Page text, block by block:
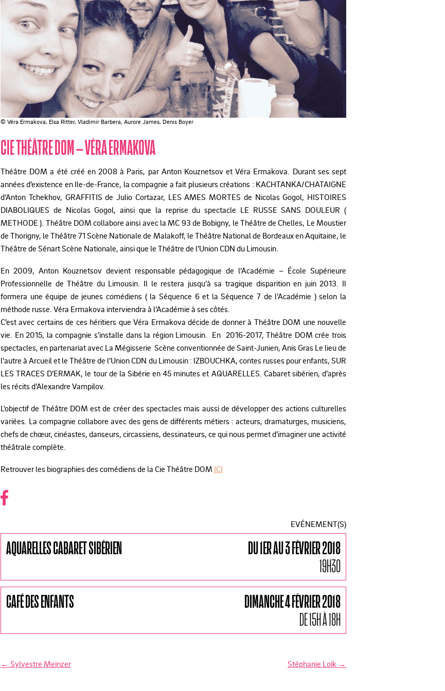
© Véra Ermakova, Elsa Ritter, Vladimir Barbera, Aurore James, Denis Boyer
CIE THÉÂTRE DOM – VÉRA ERMAKOVA
Théâtre DOM a été créé en 2008 à Paris, par Anton Kouznetsov et Véra Ermakova. Durant ses sept
années d’existence en Ile-de-France, la compagnie a fait plusieurs créations : KACHTANKA/CHATAIGNE
d’Anton Tchekhov, GRAFFITIS de Julio Cortazar, LES AMES MORTES de Nicolas Gogol, HISTOIRES
DIABOLIQUES de Nicolas Gogol, ainsi que la reprise du spectacle LE RUSSE SANS DOULEUR (
METHODE ). Théâtre DOM collabore ainsi avec la MC 93 de Bobigny, le Théâtre de Chelles, Le Moustier
de Thorigny, le Théâtre 71 Scène Nationale de Malakoff, le Théâtre National de Bordeaux en Aquitaine, le
Théâtre de Sénart Scène Nationale, ainsi que le Théâtre de l’Union CDN du Limousin.
En 2009, Anton Kouznetsov devient responsable pédagogique de l’Académie – École Supérieure
Professionnelle de Théâtre du Limousin. Il le restera jusqu’à sa tragique disparition en juin 2013. Il
formera une équipe de jeunes comédiens ( la Séquence 6 et la Séquence 7 de l’Académie ) selon la
méthode russe. Véra Ermakova interviendra à l’Académie à ses côtés.
C’est avec certains de ces héritiers que Véra Ermakova décide de donner à Théâtre DOM une nouvelle
vie. En 2015, la compagnie s’installe dans la région Limousin. En 2016-2017, Théâtre DOM crée trois
spectacles, en partenariat avec La Mégisserie Scène conventionnée de Saint-Junien, Anis Gras Le lieu de
l’autre à Arcueil et le Théâtre de l’Union CDN du Limousin : IZBOUCHKA, contes russes pour enfants, SUR
LES TRACES D’ERMAK, le tour de la Sibérie en 45 minutes et AQUARELLES. Cabaret sibérien, d’après
les récits d’Alexandre Vampilov.
L’objectif de Théâtre DOM est de créer des spectacles mais aussi de développer des actions culturelles
variées. La compagnie collabore avec des gens de différents métiers : acteurs, dramaturges, musiciens,
chefs de chœur, cinéastes, danseurs, circassiens, dessinateurs, ce qui nous permet d’imaginer une activité
théâtrale complète.
Retrouver les biographies des comédiens de la Cie Théâtre DOM ICI
EVÉNEMENT(S)
AQUARELLES CABARET SIBÉRIEN
DU 1ER AU 3 FÉVRIER 2018
19H30
CAFÉ DES ENFANTS
DIMANCHE 4 FÉVRIER 2018
DE 15H À 18H
← Sylvestre Meinzer Stéphanie Loïk →